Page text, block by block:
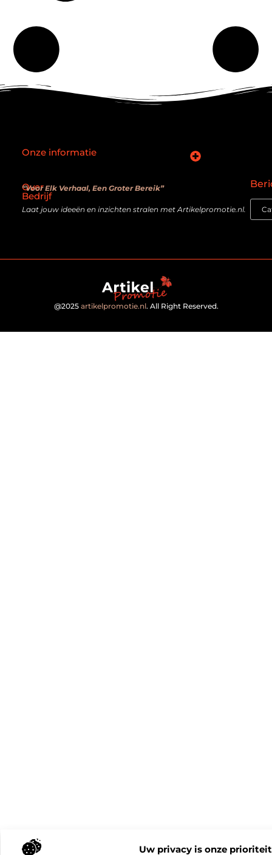
Uw privacy is onze prioriteit
Over
Bedrijf
“Voor Elk Verhaal, Een Groter Bereik”
Laat jouw ideeën en inzichten stralen met Artikelpromotie.nl.
Onze informatie
@2025 artikelpromotie.nl. All Right Reserved.